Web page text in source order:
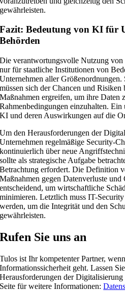
gewährleisten.
Fazit: Bedeutung von KI für
Behörden
Die verantwortungsvolle Nutzung
nur für staatliche Institutionen von
Unternehmen aller Größenordnungen.
müssen sich der Chancen und Risiken
Maßnahmen ergreifen, um ihre Daten
Rahmenbedingungen einzuhalten. Ein
KI und deren Auswirkungen auf die
Um den Herausforderungen der
Unternehmen regelmäßige Security-
kontinuierlich über neue
sollte als strategische Aufgabe
Betrachtung erfordert. Die Definition
Maßnahmen gegen Datenverluste
entscheidend, um wirtschaftliche
minimieren. Letztlich muss IT-Security
werden, um die Integrität und den
gewährleisten.
Rufen Sie uns an
Tulos ist Ihr kompetenter Partner,
Informationssicherheit geht. Lassen
Herausforderungen der Digitalisierung
Seite für weitere Informationen: